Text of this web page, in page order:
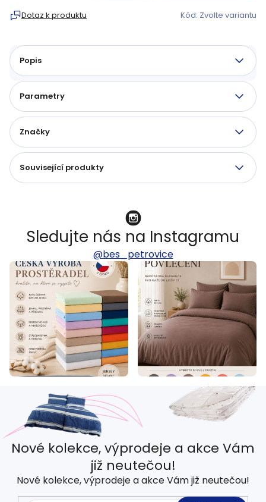
Dotaz k produktu Kód: Zvolte variantu
Popis
Parametry
Značky
Související produkty
Sledujte nás na Instagramu
@bes_petrovice
Nové kolekce, výprodeje a akce Vám
již neutečou!
Nové kolekce, výprodeje a akce Vám již neutečou!